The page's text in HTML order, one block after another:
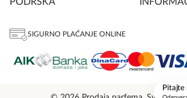
SIGURNO PLAĆANJE ONLINE
Pitajte